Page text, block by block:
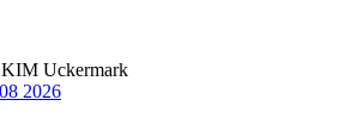
KIM Uckermark